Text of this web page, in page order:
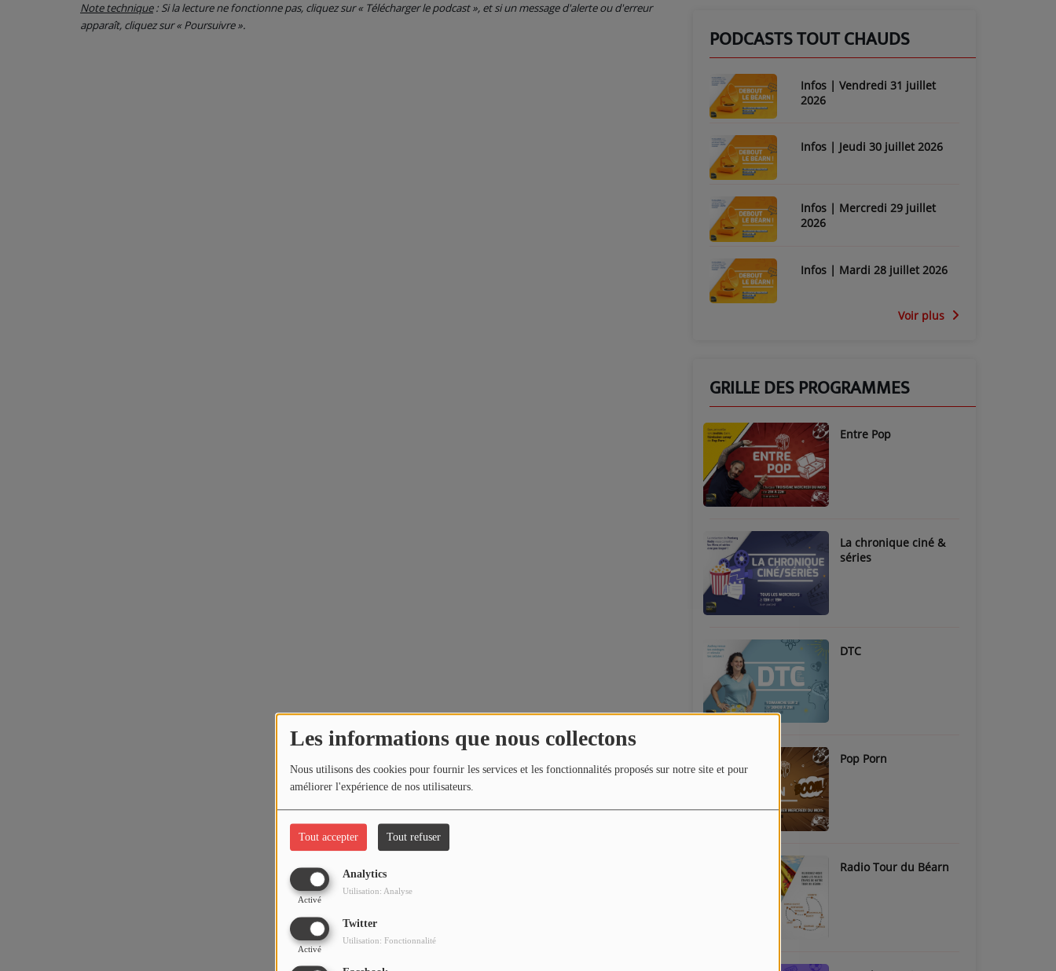
Les informations que nous collectons
Nous utilisons des cookies pour fournir les services et les fonctionnalités proposés sur notre site et pour
améliorer l'expérience de nos utilisateurs.
Tout accepter Tout refuser
Analytics
Activé
Utilisation: Analyse
Twitter
Activé
Utilisation: Fonctionnalité
RECRUTEMENT
Note technique: Si la lecture ne fonctionne pas, cliquez sur « Télécharger le podcast », et si un message d'alerte ou d'erreur
apparaît, cliquez sur « Poursuivre ».
PODCASTS TOUT CHAUDS
Infos | Vendredi 31 juillet
2026
Infos | Jeudi 30 juillet 2026
Infos | Mercredi 29 juillet
2026
Infos | Mardi 28 juillet 2026
Voir plus
GRILLE DES PROGRAMMES
Entre Pop
La chronique ciné &
séries
DTC
Pop Porn
Radio Tour du Béarn